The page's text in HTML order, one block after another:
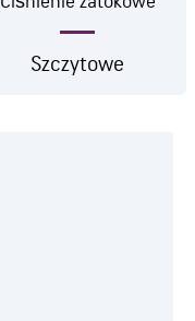
Szczytowe